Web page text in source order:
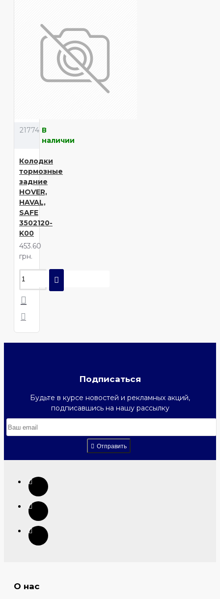
21774 В
наличии
Колодки
тормозные
задние
HOVER,
HAVAL,
SAFE
3502120-
K00
453.60
грн.
Подписаться
Будьте в курсе новостей и рекламных акций,
подписавшись на нашу рассылку
Отправить
О нас